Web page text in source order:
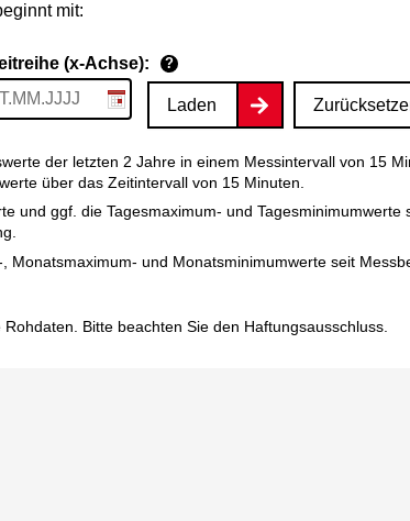
mit:
(x-Achse): ?
Laden
der letzten 2 Jahre in einem Messintervall von 15
über das Zeitintervall von 15 Minuten.
und ggf. die Tagesmaximum- und Tagesminimumwerte
Monatsmaximum- und Monatsminimumwerte seit
Bitte beachten Sie den Haftungsausschluss.